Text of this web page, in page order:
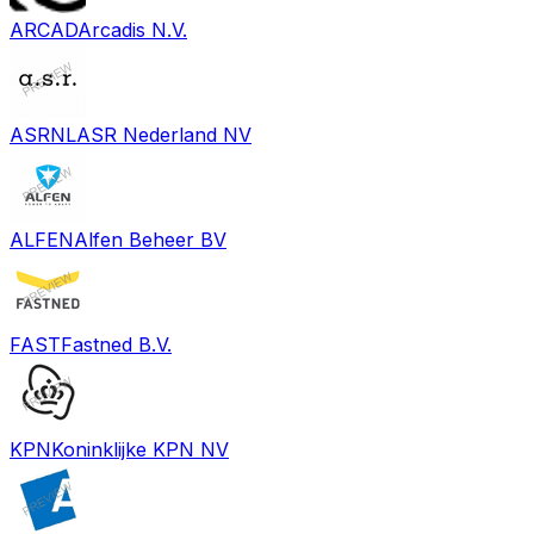
ARCADArcadis N.V.
ASRNLASR Nederland NV
ALFENAlfen Beheer BV
FASTFastned B.V.
KPNKoninklijke KPN NV